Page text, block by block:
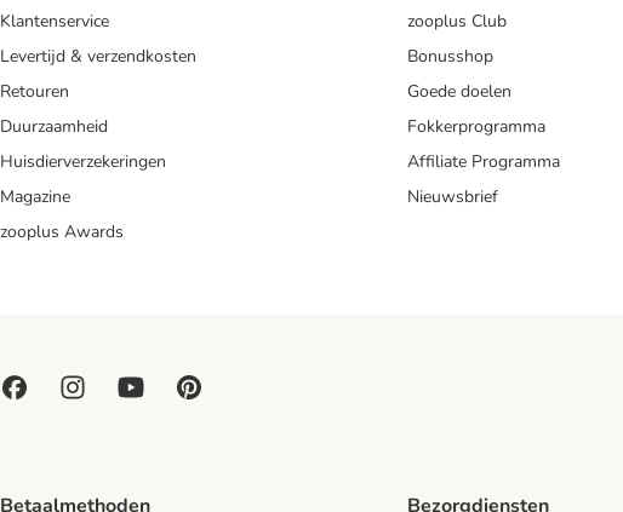
Klantenservice
Levertijd & verzendkosten
Retouren
Duurzaamheid
Huisdierverzekeringen
Magazine
zooplus Awards
zooplus Club
Bonusshop
Goede doelen
Fokkerprogramma
Affiliate Programma
Nieuwsbrief
Betaalmethoden Bezorgdiensten